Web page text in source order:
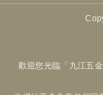
歡迎您光臨「九江五